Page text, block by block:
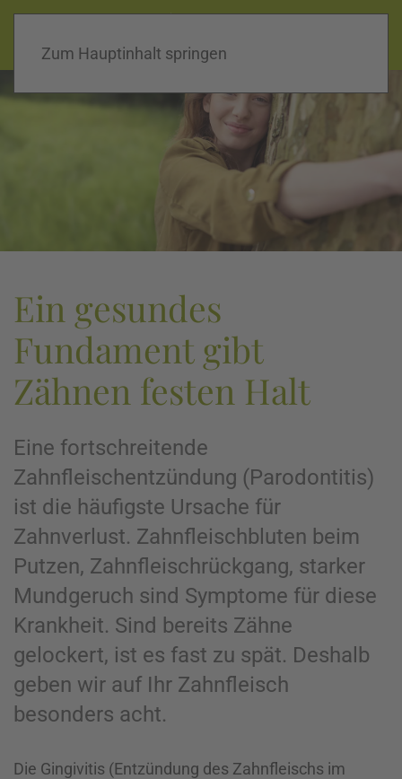
Zum Hauptinhalt springen
Home| Kontakt
Ein gesundes
Fundament gibt
Zähnen festen Halt
Eine fortschreitende
Zahnfleischentzündung (Parodontitis)
ist die häufigste Ursache für
Zahnverlust. Zahnfleischbluten beim
Putzen, Zahnfleischrückgang, starker
Mundgeruch sind Symptome für diese
Krankheit. Sind bereits Zähne
gelockert, ist es fast zu spät. Deshalb
geben wir auf Ihr Zahnfleisch
besonders acht.
Die Gingivitis (Entzündung des Zahnfleisch­s im